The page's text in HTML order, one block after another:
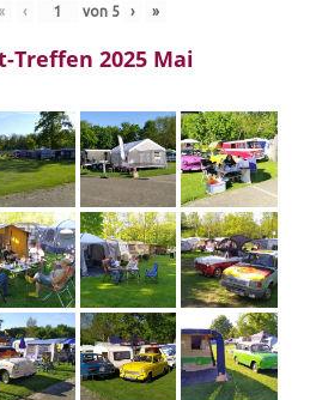
‹ von 5 › »
Treffen 2025 Mai